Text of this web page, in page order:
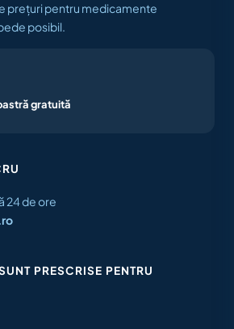
prețuri pentru medicamente
posibil.
gratuită
24 de ore
PRESCRISE PENTRU